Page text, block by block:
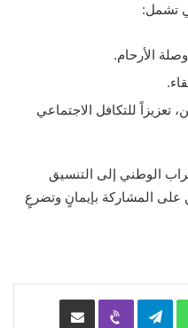
تشمل:
الأرحام.
تعزيزاً للتكافل الاجتماعي
الوطني إلى التنسيق
على المشاركة بإيمانٍ وتضرعٍ
WhatsApp
Telegram
Viber مشاركة عبر البريد